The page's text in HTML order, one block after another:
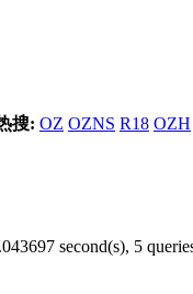
搜: OZ OZNS R18 OZH
second(s), 5